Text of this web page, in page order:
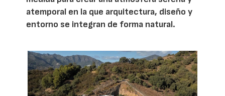
atemporal en la que arquitectura, diseño y
entorno se integran de forma natural.